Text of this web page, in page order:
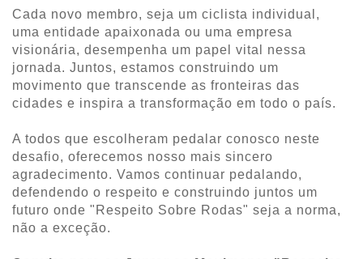
Cada novo membro, seja um ciclista individual,
uma entidade apaixonada ou uma empresa
visionária, desempenha um papel vital nessa
jornada. Juntos, estamos construindo um
movimento que transcende as fronteiras das
cidades e inspira a transformação em todo o país.
A todos que escolheram pedalar conosco neste
desafio, oferecemos nosso mais sincero
agradecimento. Vamos continuar pedalando,
defendendo o respeito e construindo juntos um
futuro onde "Respeito Sobre Rodas" seja a norma,
não a exceção.